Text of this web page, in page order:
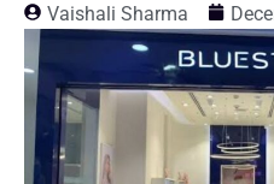
Vaishali Sharma